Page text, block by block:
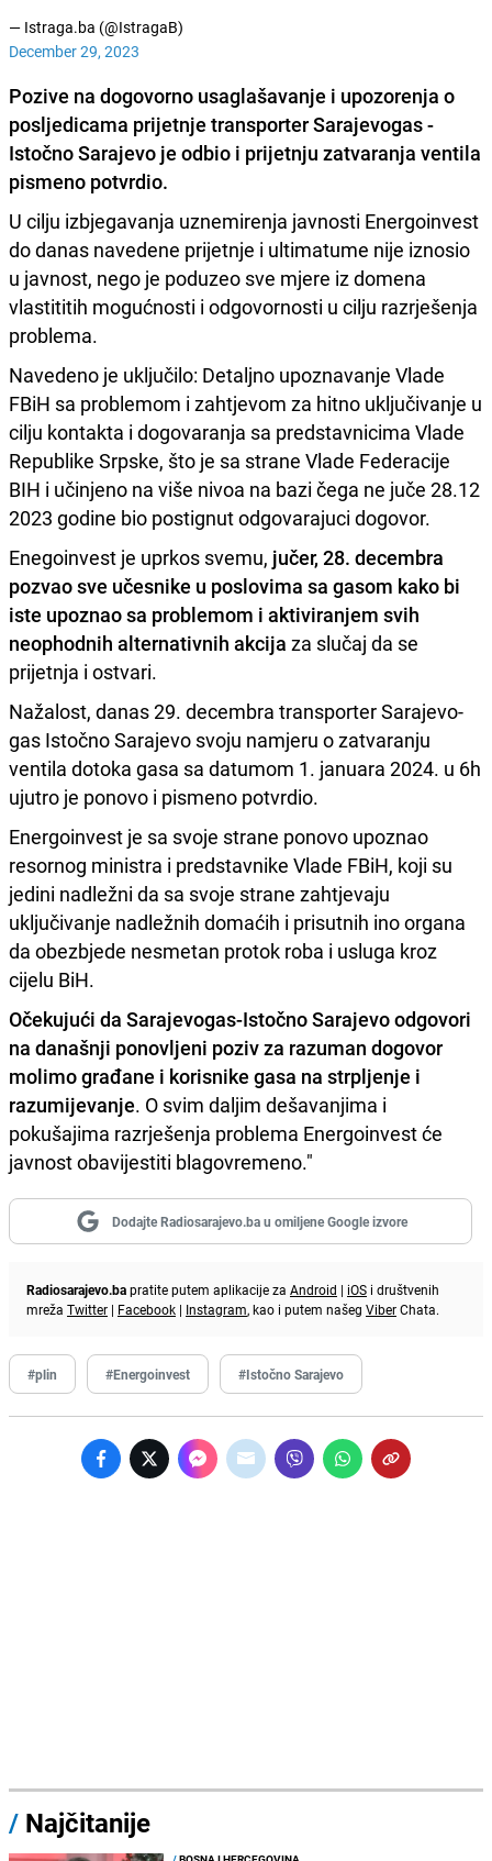
— Istraga.ba (@IstragaB)
December 29, 2023
Pozive na dogovorno usaglašavanje i upozorenja o
posljedicama prijetnje transporter Sarajevogas -
Istočno Sarajevo je odbio i prijetnju zatvaranja ventila
pismeno potvrdio.
U cilju izbjegavanja uznemirenja javnosti Energoinvest
do danas navedene prijetnje i ultimatume nije iznosio
u javnost, nego je poduzeo sve mjere iz domena
vlastititih mogućnosti i odgovornosti u cilju razrješenja
problema.
Navedeno je uključilo: Detaljno upoznavanje Vlade
FBiH sa problemom i zahtjevom za hitno uključivanje u
cilju kontakta i dogovaranja sa predstavnicima Vlade
Republike Srpske, što je sa strane Vlade Federacije
BIH i učinjeno na više nivoa na bazi čega ne juče 28.12
2023 godine bio postignut odgovarajuci dogovor.
Enegoinvest je uprkos svemu, jučer, 28. decembra
pozvao sve učesnike u poslovima sa gasom kako bi
iste upoznao sa problemom i aktiviranjem svih
neophodnih alternativnih akcija za slučaj da se
prijetnja i ostvari.
Nažalost, danas 29. decembra transporter Sarajevo-
gas Istočno Sarajevo svoju namjeru o zatvaranju
ventila dotoka gasa sa datumom 1. januara 2024. u 6h
ujutro je ponovo i pismeno potvrdio.
Energoinvest je sa svoje strane ponovo upoznao
resornog ministra i predstavnike Vlade FBiH, koji su
jedini nadležni da sa svoje strane zahtjevaju
uključivanje nadležnih domaćih i prisutnih ino organa
da obezbjede nesmetan protok roba i usluga kroz
cijelu BiH.
Očekujući da Sarajevogas-Istočno Sarajevo odgovori
na današnji ponovljeni poziv za razuman dogovor
molimo građane i korisnike gasa na strpljenje i
razumijevanje. O svim daljim dešavanjima i
pokušajima razrješenja problema Energoinvest će
javnost obavijestiti blagovremeno."
Dodajte Radiosarajevo.ba u omiljene Google izvore
Radiosarajevo.bapratite putem aplikacije za Android | iOS i društvenih
mreža Twitter | Facebook | Instagram, kao i putem našeg ViberChata.
#plin #Energoinvest #Istočno Sarajevo
/ Najčitanije